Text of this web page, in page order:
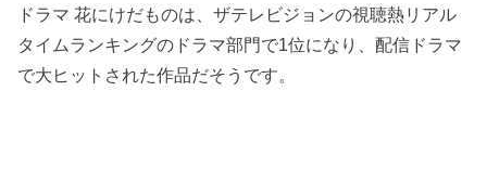
ドラマ 花にけだものは、ザテレビジョンの視聴熱リアル
タイムランキングのドラマ部門で1位になり、配信ドラマ
で大ヒットされた作品だそうです。